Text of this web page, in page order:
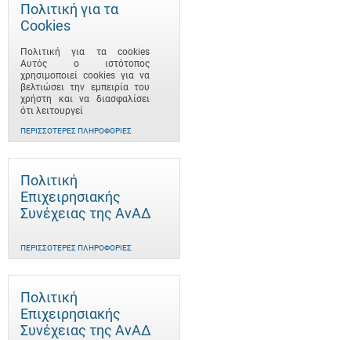
Πολιτική για τα
Cookies
Πολιτική για τα cookies
Αυτός ο ιστότοπος
χρησιμοποιεί cookies για να
βελτιώσει την εμπειρία του
χρήστη και να διασφαλίσει
ότι λειτουργεί
ΠΕΡΙΣΣΌΤΕΡΕΣ ΠΛΗΡΟΦΟΡΊΕΣ
Πολιτική
Επιχειρησιακής
Συνέχειας της ΑνΑΔ
ΠΕΡΙΣΣΌΤΕΡΕΣ ΠΛΗΡΟΦΟΡΊΕΣ
Πολιτική
Επιχειρησιακής
Συνέχειας της ΑνΑΔ